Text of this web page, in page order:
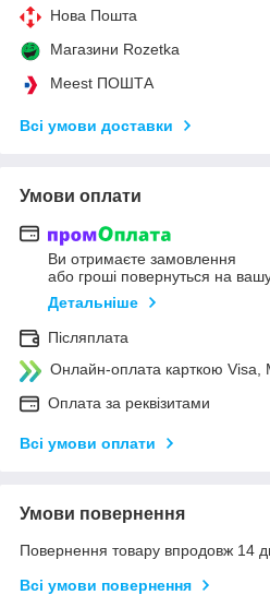
Нова Пошта
Магазини Rozetka
Meest ПОШТА
Всі умови доставки
Умови оплати
Ви отримаєте замовлення
або гроші повернуться на
Детальніше
Післяплата
Онлайн-оплата карткою Visa,
Оплата за реквізитами
Всі умови оплати
Умови повернення
Повернення товару впродовж 14
Всі умови повернення